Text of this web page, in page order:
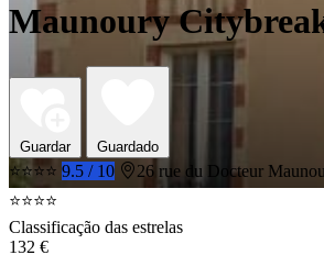
Maunoury
Guardar Guardado
⭐⭐⭐⭐ 9.5 / 10
26 rue du Docteur
⭐⭐⭐⭐
Classificação das estrelas
132 €